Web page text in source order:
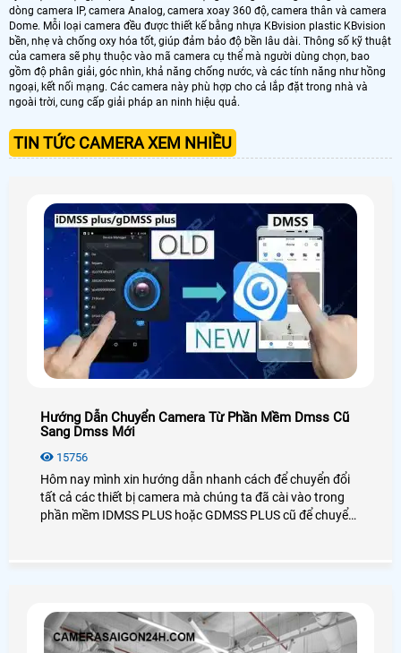
dòng camera IP, camera Analog, camera xoay 360 độ, camera thân và camera
Dome. Mỗi loại camera đều được thiết kế bằng nhựa KBvision plastic KBvision
bền, nhẹ và chống oxy hóa tốt, giúp đảm bảo độ bền lâu dài. Thông số kỹ thuật
của camera sẽ phụ thuộc vào mã camera cụ thể mà người dùng chọn, bao
gồm độ phân giải, góc nhìn, khả năng chống nước, và các tính năng như hồng
ngoại, kết nối mạng. Các camera này phù hợp cho cả lắp đặt trong nhà và
ngoài trời, cung cấp giải pháp an ninh hiệu quả.
TIN TỨC CAMERA XEM NHIỀU
Hướng Dẫn Chuyển Camera Từ Phần Mềm Dmss Cũ
Sang Dmss Mới
15756
Hôm nay mình xin hướng dẫn nhanh cách để chuyển đổi
tất cả các thiết bị camera mà chúng ta đã cài vào trong
phần mềm IDMSS PLUS hoặc GDMSS PLUS cũ để chuyển